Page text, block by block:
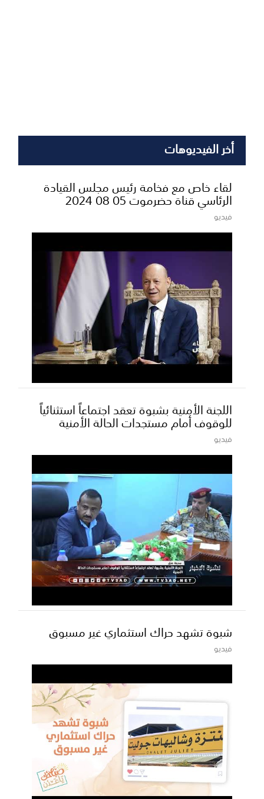
أخر الفيديوهات
لقاء خاص مع فخامة رئيس مجلس القيادة
الرئاسي قناة حضرموت 05 08 2024
فيديو
اللجنة الأمنية بشبوة تعقد اجتماعاً استثنائياً
للوقوف أمام مستجدات الحالة الأمنية
فيديو
شبوة تشهد حراك استثماري غير مسبوق
فيديو